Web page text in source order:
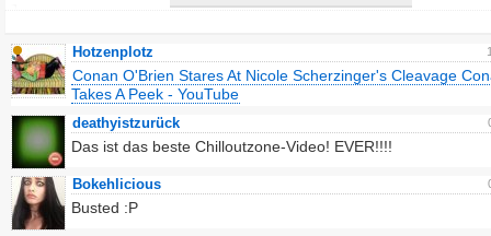
Hotzenplotz
Conan O'Brien Stares At Nicole Scherzinger's Cleavage
Takes A Peek - YouTube
deathyistzurück
Das ist das beste Chilloutzone-Video! EVER!!!!
Bokehlicious
Busted :P